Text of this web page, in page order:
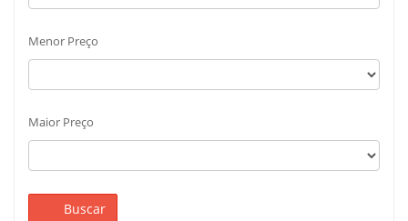
Menor Preço
Maior Preço
Buscar